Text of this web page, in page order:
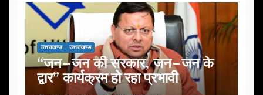
उत्तराखण्ड उत्तराखण्ड
“जन–जन की सरकार, जन–जन के
द्वार” कार्यक्रम हो रहा प्रभावी